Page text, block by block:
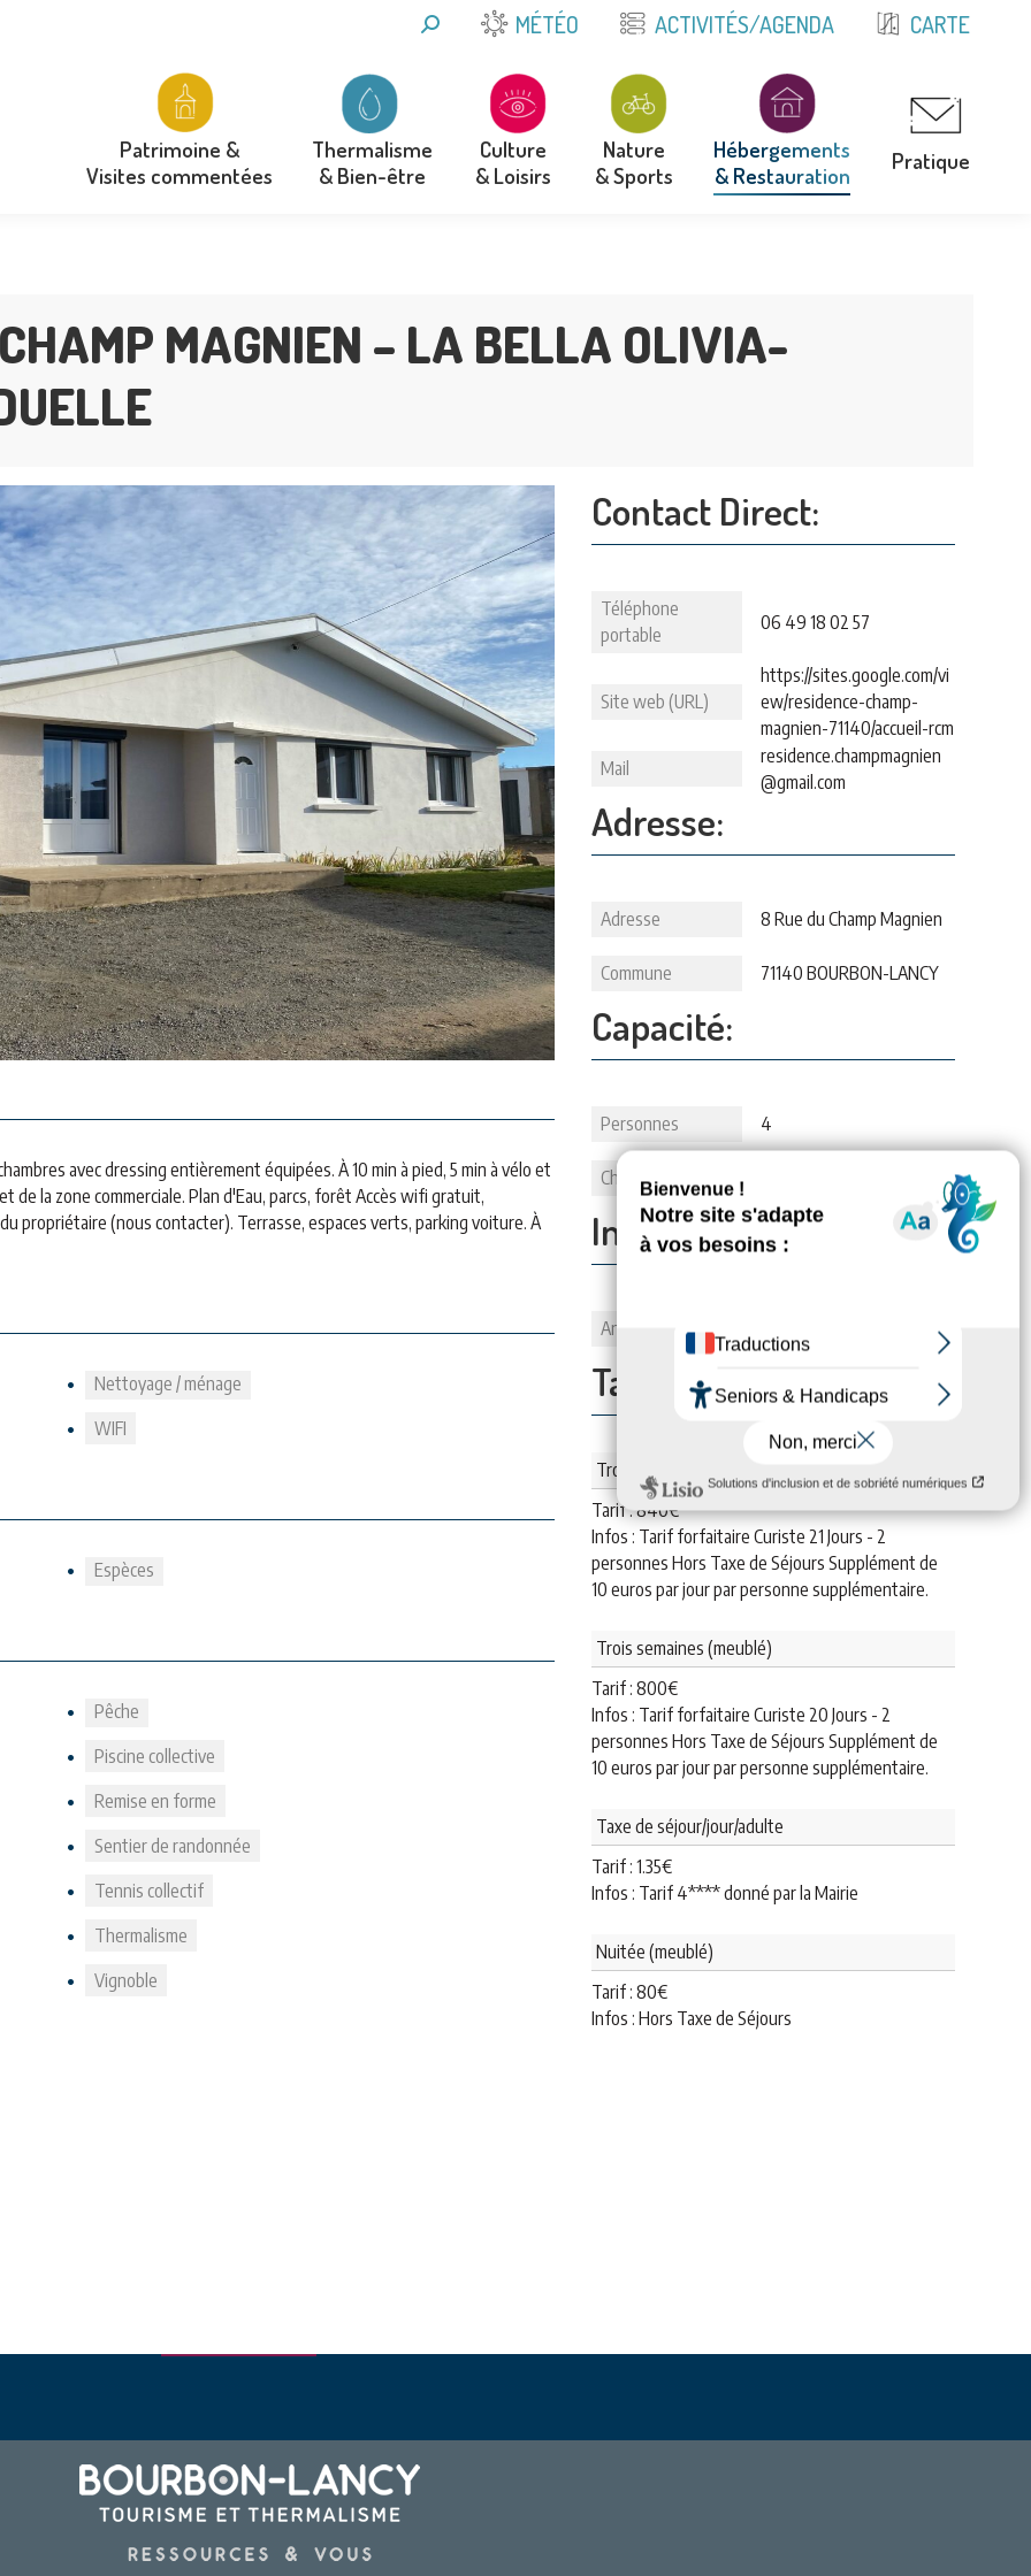
RECHERCHEMÉTÉO ACTIVITÉS/AGENDA CARTE
Patrimoine &
Visites commentées
Thermalisme
& Bien-être
Culture
& Loisirs
Nature
& Sports
Hébergements
& Restauration
Pratique
MAGNIEN – LA BELLA OLIVIA-
avec dressing entièrement équipées. À 10 min à pied, 5 min à vélo et
la zone commerciale. Plan d'Eau, parcs, forêt Accès wifi gratuit,
propriétaire (nous contacter). Terrasse, espaces verts, parking voiture. À
Nettoyage / ménage
WIFI
Espèces
Pêche
Piscine collective
Remise en forme
Sentier de randonnée
Tennis collectif
Thermalisme
Vignoble
Contact Direct:
Téléphone
portable
06 49 18 02 57
Site web (URL)
https://sites.google.com/vi
ew/residence-champ-
magnien-71140/accueil-rcm
Mail
residence.champmagnien
@gmail.com
Adresse:
Adresse 8 Rue du Champ Magnien
Commune 71140 BOURBON-LANCY
Capacité:
Personnes 4
Chambes
Informations:
Animaux
Tarifs:
Trois semaines (meublé)
Tarif :840€
Infos : Tarif forfaitaire Curiste 21 Jours - 2
personnes Hors Taxe de Séjours Supplément de
10 euros par jour par personne supplémentaire.
Trois semaines (meublé)
Tarif : 800€
Infos : Tarif forfaitaire Curiste 20 Jours - 2
personnes Hors Taxe de Séjours Supplément de
10 euros par jour par personne supplémentaire.
Taxe de séjour/jour/adulte
Tarif : 1.35€
Infos : Tarif 4**** donné par la Mairie
Nuitée (meublé)
Tarif : 80€
Infos : Hors Taxe de Séjours
Patrimoine &
Visites commentées
Thermalisme
& Bien-être
Culture
& Loisirs
Nature
& Sports
Hébergements
& Restauration
Pratique